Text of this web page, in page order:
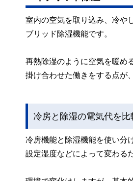
室内の空気を取り込み、冷や
ブリッド除湿機能です。
再熱除湿のように空気を暖め
掛け合わせた働きをする点が
冷房と除湿の電気代を比
冷房機能と除湿機能を使い分
設定湿度などによって変わる